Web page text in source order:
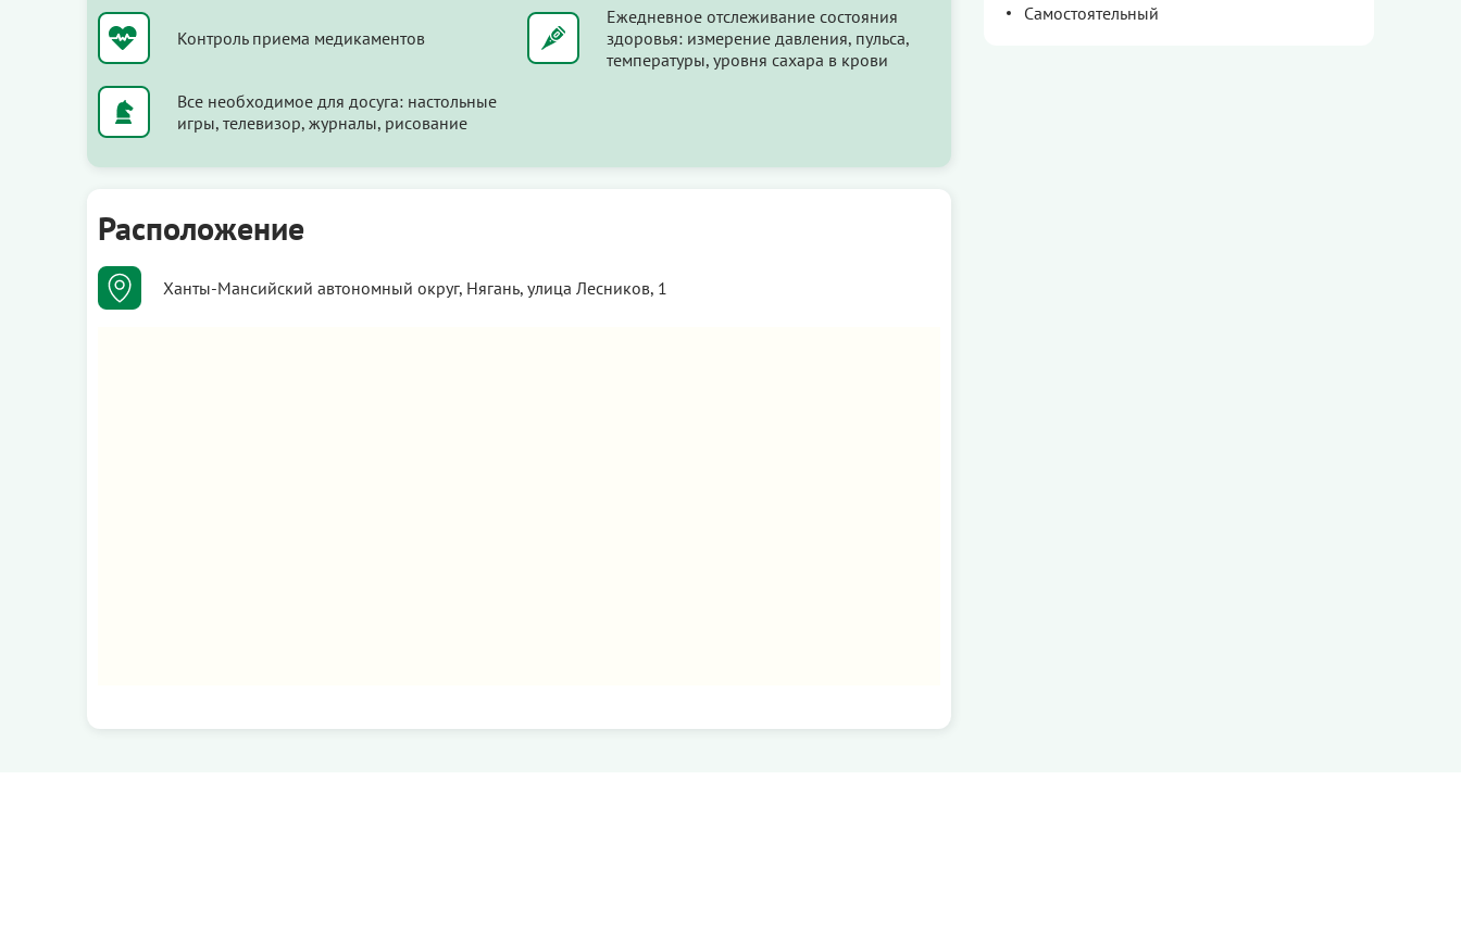
Контроль приема медикаментов
Ежедневное отслеживание состояния
здоровья: измерение давления, пульса,
температуры, уровня сахара в крови
Все необходимое для досуга: настольные
игры, телевизор, журналы, рисование
Расположение
Ханты-Мансийский автономный округ, Нягань, улица Лесников, 1
Самостоятельный